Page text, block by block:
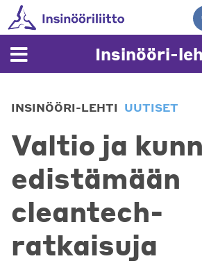
Skip
to
content
Insinööri-
INSINÖÖRI-LEHTI UUTISET
Valtio ja
edistämään
cleantech-
ratkaisuja